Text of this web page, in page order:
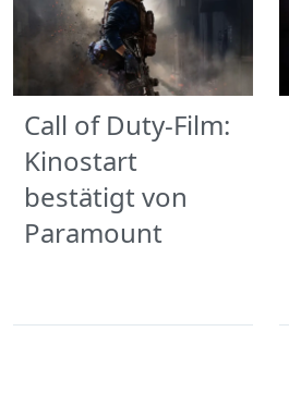
Call of Duty-Film:
Kinostart
bestätigt von
Paramount